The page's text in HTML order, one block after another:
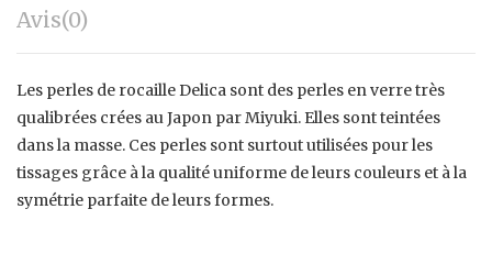
Avis(0)
Les perles de rocaille Delica sont des perles en verre très
qualibrées crées au Japon par Miyuki. Elles sont teintées
dans la masse. Ces perles sont surtout utilisées pour les
tissages grâce à la qualité uniforme de leurs couleurs et à la
symétrie parfaite de leurs formes.